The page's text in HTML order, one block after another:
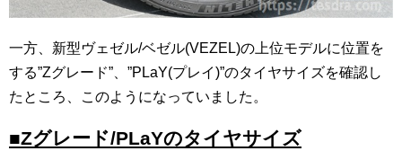
一方、新型ヴェゼル/ベゼル(VEZEL)の上位モデルに位置を
する”Zグレード”、”PLaY(プレイ)”のタイヤサイズを確認し
たところ、このようになっていました。
■Zグレード/PLaYのタイヤサイズ